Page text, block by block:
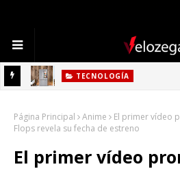
TECNOLOGÍA
Refrigerador LG: Innovación, Estilo
TECNOLOGÍA
Página Principal Anime
El primer vídeo
Flops revela su fecha de estreno
El primer vídeo